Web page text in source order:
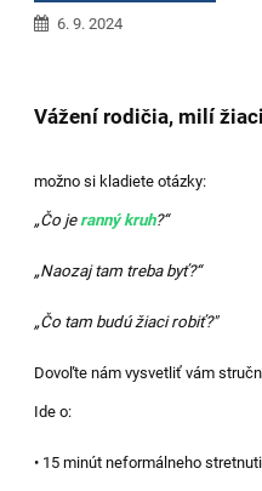
6. 9. 2024
Vážení rodičia, milí
možno si kladiete otázky:
„Čo jeranný kruh?“
„Naozaj tam treba byť?“
„Čo tam budú žiaci robiť?"
Dovoľte nám vysvetliť vám
Ide o:
• 15 minút neformálneho